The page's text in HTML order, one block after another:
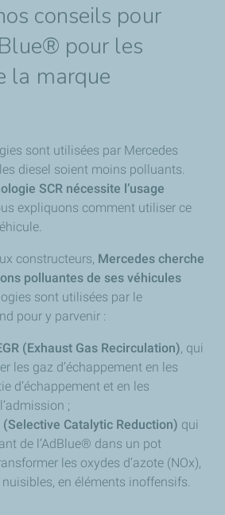
conseils pour
pour les
la marque
sont utilisées par Mercedes
diesel soient moins polluants.
SCR nécessite l’usage
expliquons comment utiliser ce
constructeurs, Mercedes cherche
polluantes de ses véhicules
sont utilisées par le
pour y parvenir :
(Exhaust Gas Recirculation), qui
les gaz d’échappement en les
d’échappement et en les
;
(Selective Catalytic Reduction) qui
de l’AdBlue® dans un pot
les oxydes d’azote (NOx),
en éléments inoffensifs.